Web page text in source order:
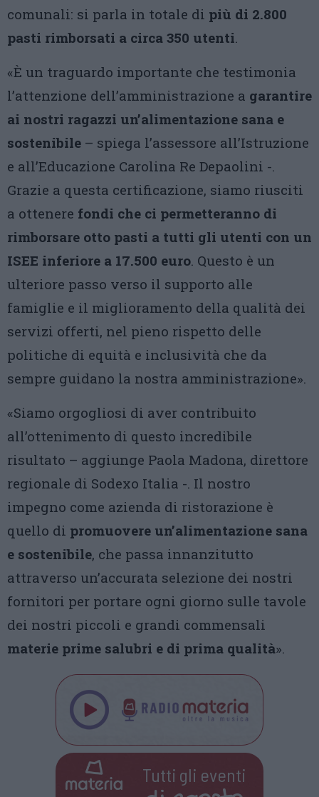
comunali: si parla in totale di più di 2.800
pasti rimborsati a circa 350 utenti.
«È un traguardo importante che testimonia
l’attenzione dell’amministrazione a garantire
ai nostri ragazzi un’alimentazione sana e
sostenibile – spiega l’assessore all’Istruzione
e all’Educazione Carolina Re Depaolini -.
Grazie a questa certificazione, siamo riusciti
a ottenere fondi che ci permetteranno di
rimborsare otto pasti a tutti gli utenti con un
ISEE inferiore a 17.500 euro. Questo è un
ulteriore passo verso il supporto alle
famiglie e il miglioramento della qualità dei
servizi offerti, nel pieno rispetto delle
politiche di equità e inclusività che da
sempre guidano la nostra amministrazione».
«Siamo orgogliosi di aver contribuito
all’ottenimento di questo incredibile
risultato – aggiunge Paola Madona, direttore
regionale di Sodexo Italia -. Il nostro
impegno come azienda di ristorazione è
quello di promuovere un’alimentazione sana
e sostenibile, che passa innanzitutto
attraverso un’accurata selezione dei nostri
fornitori per portare ogni giorno sulle tavole
dei nostri piccoli e grandi commensali
materie prime salubri e di prima qualità».
Tutti gli eventi